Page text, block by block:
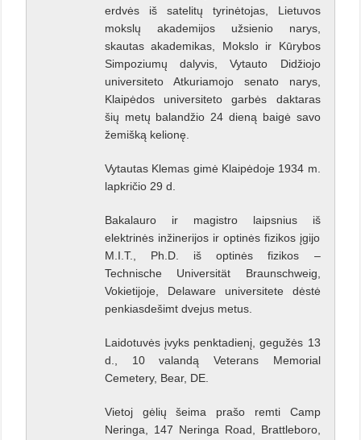
erdvės iš satelitų tyrinėtojas, Lietuvos
mokslų akademijos užsienio narys,
skautas akademikas, Mokslo ir Kūrybos
Simpoziumų dalyvis, Vytauto Didžiojo
universiteto Atkuriamojo senato narys,
Klaipėdos universiteto garbės daktaras
šių metų balandžio 24 dieną baigė savo
žemišką kelionę.
Vytautas Klemas gimė Klaipėdoje 1934 m.
lapkričio 29 d.
Bakalauro ir magistro laipsnius iš
elektrinės inžinerijos ir optinės fizikos įgijo
M.I.T., Ph.D. iš optinės fizikos –
Technische Universität Braunschweig,
Vokietijoje, Delaware universitete dėstė
penkiasdešimt dvejus metus.
Laidotuvės įvyks penktadienį, gegužės 13
d., 10 valandą Veterans Memorial
Cemetery, Bear, DE.
Vietoj gėlių šeima prašo remti Camp
Neringa, 147 Neringa Road, Brattleboro,